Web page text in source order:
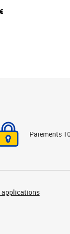
Paiements
applications